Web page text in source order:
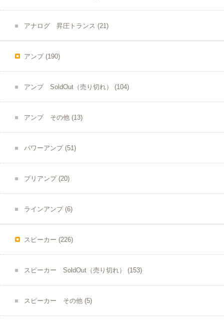
アナログ 昇圧トランス (21)
アンプ (190)
アンプ SoldOut（売り切れ） (104)
アンプ その他 (13)
パワーアンプ (51)
プリアンプ (20)
ラインアンプ (6)
スピーカー (226)
スピーカー SoldOut（売り切れ） (153)
スピーカー その他 (5)